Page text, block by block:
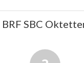
BRF Havsdoften